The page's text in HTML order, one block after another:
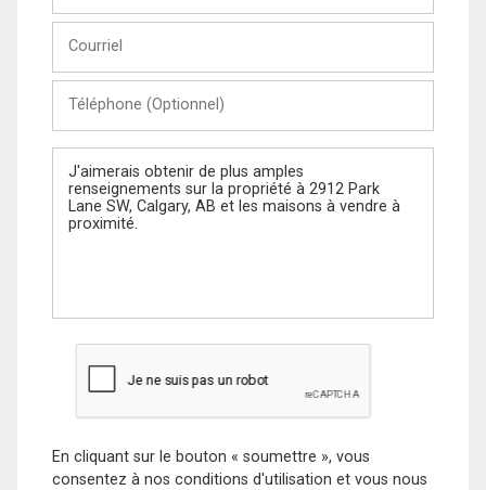
Nom
(Optionnel)
Message
En cliquant sur le bouton « soumettre », vous
consentez à nos conditions d'utilisation et vous nous